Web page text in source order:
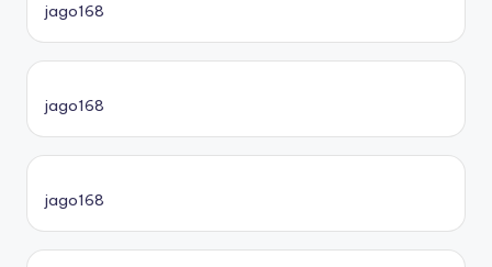
jago168
jago168
jago168